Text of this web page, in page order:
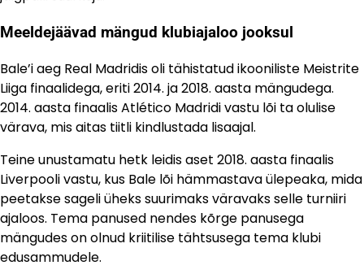
Meeldejäävad mängud klubiajaloo jooksul
Bale’i aeg Real Madridis oli tähistatud ikooniliste Meistrite
Liiga finaalidega, eriti 2014. ja 2018. aasta mängudega.
2014. aasta finaalis Atlético Madridi vastu lõi ta olulise
värava, mis aitas tiitli kindlustada lisaajal.
Teine unustamatu hetk leidis aset 2018. aasta finaalis
Liverpooli vastu, kus Bale lõi hämmastava ülepeaka, mida
peetakse sageli üheks suurimaks väravaks selle turniiri
ajaloos. Tema panused nendes kõrge panusega
mängudes on olnud kriitilise tähtsusega tema klubi
edusammudele.